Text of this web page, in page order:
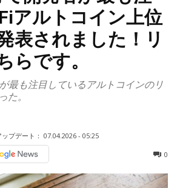
アルトコイン上位
表されました！リ
らです。
最も注目しているアルトコインのリ
た。
ップデート： 07.04.2026 - 05:25
0